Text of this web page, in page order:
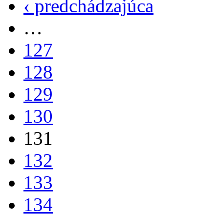
‹ predchádzajúca
…
127
128
129
130
131
132
133
134